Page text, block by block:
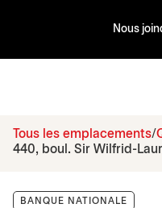
Nous
Tous les emplacements
440, boul. Sir Wilfrid-
BANQUE NATIONALE